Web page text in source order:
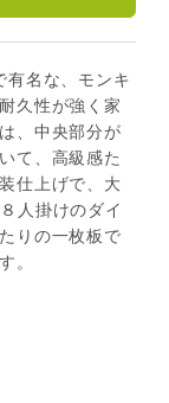
有名な、モンキ
久性が強く家
、中央部分が
て、高級感た
仕上げで、大
人掛けのダイ
りの一枚板で
。